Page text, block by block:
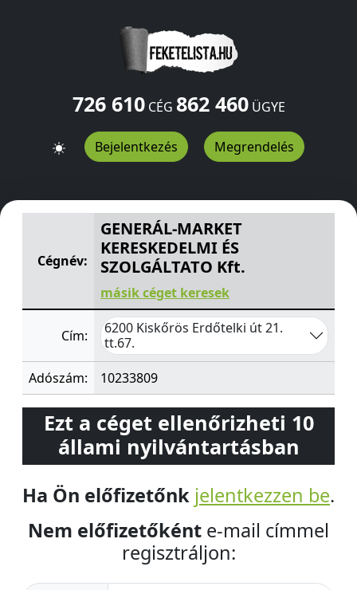
726 610CÉG 862 460ÜGYE
Bejelentkezés Megrendelés
GENERÁL-MARKET KERESKEDELMI ÉS SZOLGÁLTATO Kft.
Cégnév:
GENERÁL-MARKET
KERESKEDELMI ÉS
SZOLGÁLTATO Kft.
másik céget keresek
Cím:
6200 Kiskőrös Erdőtelki út 21.
tt.67.
Adószám:
10233809
Ezt a céget ellenőrizheti 10
állami nyilvántartásban
Ha Ön előfizetőnk jelentkezzen be.
Nem előfizetőként e-mail címmel
regisztráljon: